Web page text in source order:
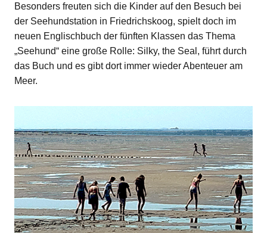
Besonders freuten sich die Kinder auf den Besuch bei
der Seehundstation in Friedrichskoog, spielt doch im
neuen Englischbuch der fünften Klassen das Thema
„Seehund“ eine große Rolle: Silky, the Seal, führt durch
das Buch und es gibt dort immer wieder Abenteuer am
Meer.